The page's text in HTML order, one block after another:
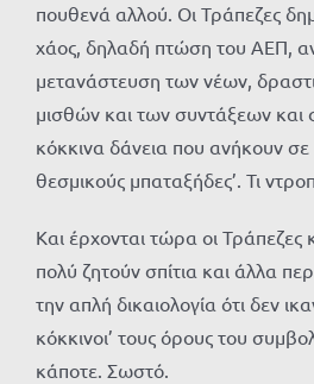
πουθενά αλλού. Οι Τράπεζες
χάος, δηλαδή πτώση του ΑΕΠ,
μετανάστευση των νέων,
μισθών και των συντάξεων και
κόκκινα δάνεια που ανήκουν
θεσμικούς μπαταξήδες’. Τι
Και έρχονται τώρα οι Τράπεζες
πολύ ζητούν σπίτια και άλλα
την απλή δικαιολογία ότι δεν
κόκκινοι’ τους όρους του
κάποτε. Σωστό.